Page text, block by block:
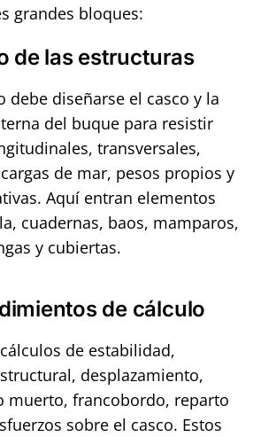
grandes bloques:
de las estructuras
debe diseñarse el casco y la
del buque para resistir
transversales,
de mar, pesos propios y
Aquí entran elementos
cuadernas, baos, mamparos,
y cubiertas.
de cálculo
de estabilidad,
desplazamiento,
muerto, francobordo, reparto
sobre el casco. Estos